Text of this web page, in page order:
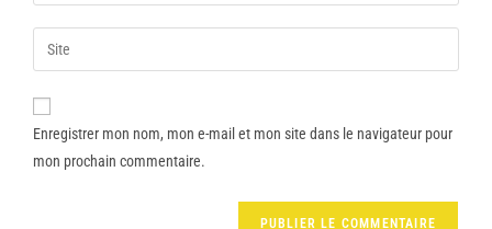
Enregistrer mon nom, mon e-mail et mon site dans le navigateur pour
mon prochain commentaire.